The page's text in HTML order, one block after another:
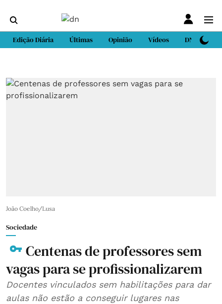
Edição Diária Últimas Opinião Vídeos DN Sport
João Coelho/Lusa
Sociedade
Centenas de professores sem
vagas para se profissionalizarem
Docentes vinculados sem habilitações para dar
aulas não estão a conseguir lugares nas